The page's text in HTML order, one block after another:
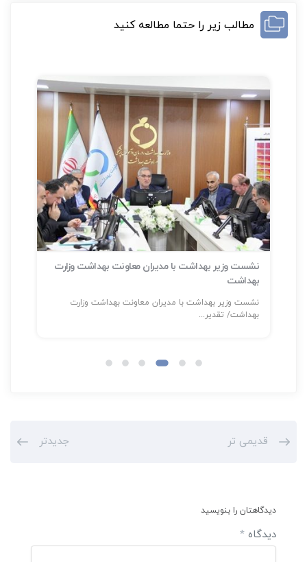
مطالب زیر را حتما مطالعه کنید
نشست وزیر بهداشت با مدیران معاونت بهداشت وزارت
بهداشت
نشست وزیر بهداشت با مدیران معاونت بهداشت وزارت
بهداشت/ تقدیر...
قدیمی تر جدیدتر
دیدگاهتان را بنویسید
دیدگاه *